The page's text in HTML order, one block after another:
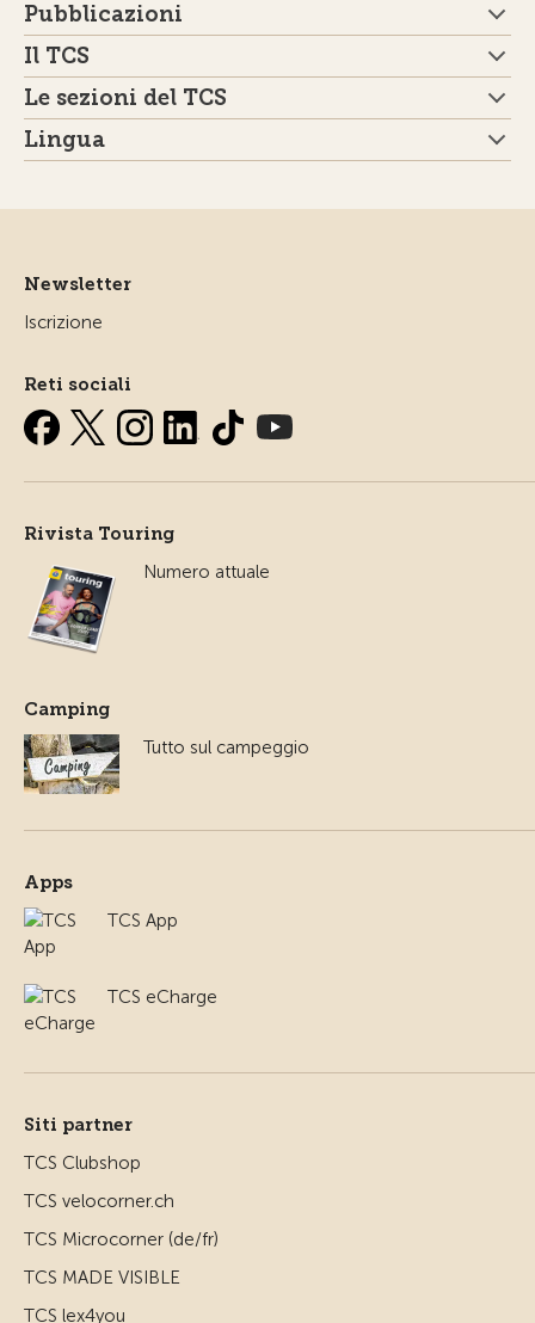
Pubblicazioni
Il TCS
Le sezioni del TCS
Lingua
Newsletter
Iscrizione
Reti sociali
Rivista Touring
Numero attuale
Camping
Tutto sul campeggio
Apps
TCS App
TCS eCharge
Siti partner
TCS Clubshop
TCS velocorner.ch
TCS Microcorner (de/fr)
TCS MADE VISIBLE
TCS lex4you